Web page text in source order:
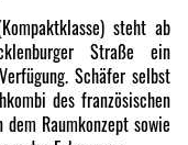
steht ab
Straße ein
Schäfer selbst
des französischen
Raumkonzept sowie